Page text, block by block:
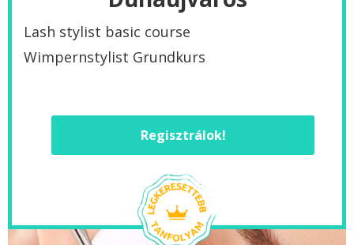
Lash stylist basic course
Wimpernstylist Grundkurs
Regisztrálok!